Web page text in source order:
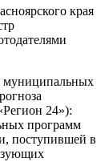
края
муниципальных
24»):
программ
поступившей в